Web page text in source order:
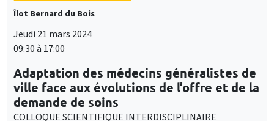
Îlot Bernard du Bois
Jeudi 21 mars 2024
09:30 à 17:00
Adaptation des médecins généralistes de
ville face aux évolutions de l’offre et de la
demande de soins
COLLOQUE SCIENTIFIQUE INTERDISCIPLINAIRE